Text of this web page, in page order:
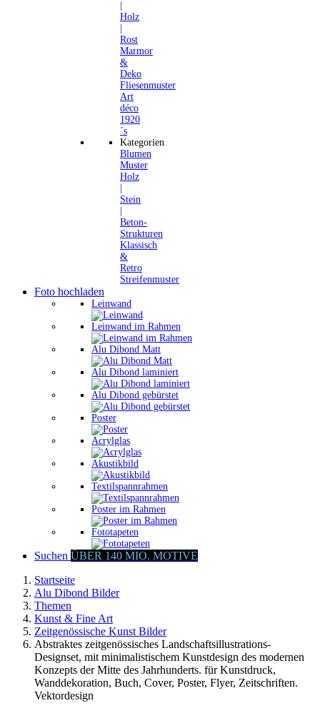
Holz
Rost
Marmor
&
Deko
Fliesenmuster
Art
déco
1920
´s
Kategorien
Blumen
Muster
Holz
Stein
Beton-
Strukturen
Klassisch
&
Retro
Streifenmuster
Foto hochladen
Leinwand
Leinwand im Rahmen
Alu Dibond Matt
Alu Dibond laminiert
Alu Dibond gebürstet
Poster
Acrylglas
Akustikbild
Textilspannrahmen
Poster im Rahmen
Fototapeten
Suchen ÜBER 140 MIO. MOTIVE
Startseite
Alu Dibond Bilder
Themen
Kunst & Fine Art
Zeitgenössische Kunst Bilder
Abstraktes zeitgenössisches Landschaftsillustrations-
Designset, mit minimalistischem Kunstdesign des modernen
Konzepts der Mitte des Jahrhunderts. für Kunstdruck,
Wanddekoration, Buch, Cover, Poster, Flyer, Zeitschriften.
Vektordesign